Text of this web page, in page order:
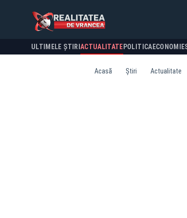
ULTIMELE ȘTIRI ACTUALITATE POLITICA ECONOMIE
Acasă Știri Actualitate